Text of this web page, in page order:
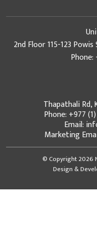
2nd Floor 115-123
Thapathali Rd,
Phone: +977
Email:
Marketing
© Copyright 2026
Design &